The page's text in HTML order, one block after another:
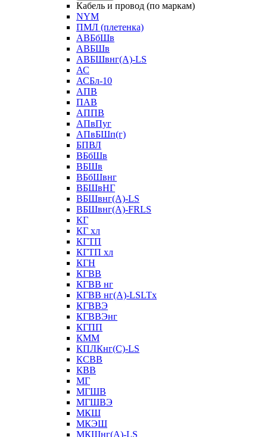
Кабель и провод (по маркам)
NYM
ПМЛ (плетенка)
АВБбШв
АВБШв
АВБШвнг(А)-LS
АС
АСБл-10
АПВ
ПАВ
АППВ
АПвПуг
АПвБШп(г)
БПВЛ
ВБбШв
ВБШв
ВБбШвнг
ВБШвНГ
ВБШвнг(А)-LS
ВБШвнг(А)-FRLS
КГ
КГ хл
КГТП
КГТП хл
КГН
КГВВ
КГВВ нг
КГВВ нг(А)-LSLTx
КГВВЭ
КГВВЭнг
КГПП
КММ
КПЛКнг(C)-LS
КСВВ
КВВ
МГ
МГШВ
МГШВЭ
МКШ
МКЭШ
МКШнг(А)-LS